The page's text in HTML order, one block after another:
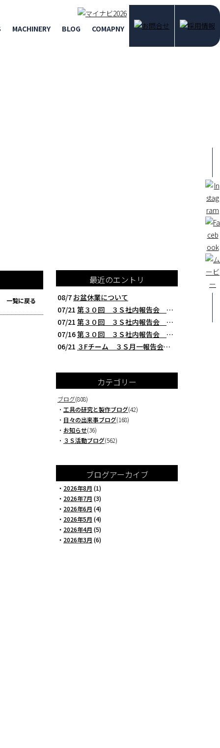
MACHINERY BLOG COMAPNY
一覧に戻る
最近のエントリ
08/7 お盆休業について
07/21 第３０回 ３Ｓ社内報告会 クレアBチーム編 西研の３Ｓ活動（整理・整頓・清掃
07/21 第３０回 ３Ｓ社内報告会 ３Fチーム編 西研の３Ｓ活動（整理・整頓・清掃）
07/16第３０回 ３Ｓ社内報告会 本社製造チーム編 西研の３Ｓ活動（整理・整頓・清掃
06/21 ３Fチーム ３Ｓ月一報告会 ２０２６年５月 切削工具を考える西研より
カテゴリー
ブログ(808)
・ 工具の研究と製作ブログ(42)
・ 日々の出来事ブログ(168)
・ お知らせ(36)
・ ３Ｓ活動ブログ(562)
ブログアーカイブ
・ 2026年8月 (1)
・ 2026年7月 (3)
・ 2026年6月 (4)
・ 2026年5月 (4)
・ 2026年4月 (5)
・ 2026年3月 (6)